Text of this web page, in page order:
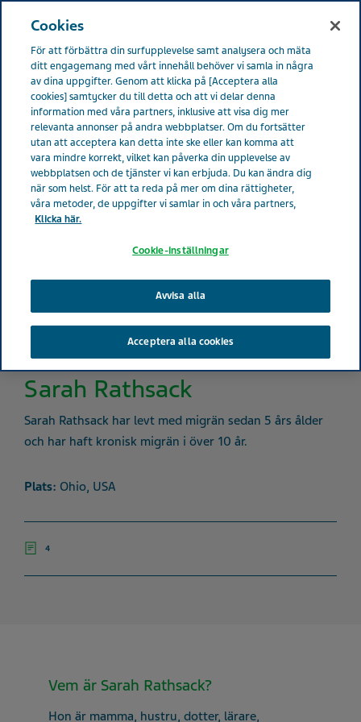
Sverige Life Effects Contributors Lobby Sarah Rathsack
Sarah Rathsack
Sarah Rathsack har levt med migrän sedan 5 års ålder
och har haft kronisk migrän i över 10 år.
Plats: Ohio, USA
4
Vem är Sarah Rathsack?
Hon är mamma, hustru, dotter, lärare,
Cookies
För att förbättra din surfupplevelse samt analysera och mäta
ditt engagemang med vårt innehåll behöver vi samla in några
av dina uppgifter. Genom att klicka på [Acceptera alla
cookies] samtycker du till detta och att vi delar denna
information med våra partners, inklusive att visa dig mer
relevanta annonser på andra webbplatser. Om du fortsätter
utan att acceptera kan detta inte ske eller kan komma att
vara mindre korrekt, vilket kan påverka din upplevelse av
webbplatsen och de tjänster vi kan erbjuda. Du kan ändra dig
när som helst. För att ta reda på mer om dina rättigheter,
våra metoder, de uppgifter vi samlar in och våra partners,
Klicka här.
Cookie-inställningar
Avvisa alla
Acceptera alla cookies